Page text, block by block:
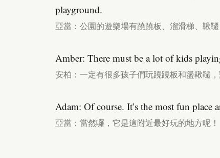
playground.
亞當：公園的遊樂場有蹺蹺板、溜滑梯、鞦韆
Amber: There must be a lot of kids
安柏：一定有很多孩子們玩蹺蹺板和盪鞦韆，
Adam: Of course. It’s the most fun place
亞當：當然囉，它是這附近最好玩的地方呢！